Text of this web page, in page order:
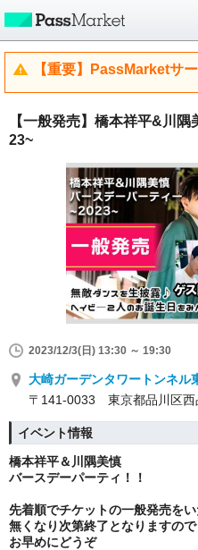
【重要】PassMarketサ
【一般発売】橋本祥平&川
23~
2023/12/3(日) 13:30 ～ 19:30
大崎ガーデンタワートンネル
〒141-0033 東京都品川区西
イベント情報
橋本祥平＆ 川隅美慎
バースデーパーティ！！
先着順でチケットの一般発売をい
無くなり次第終了となりますので
お早めにどうぞ